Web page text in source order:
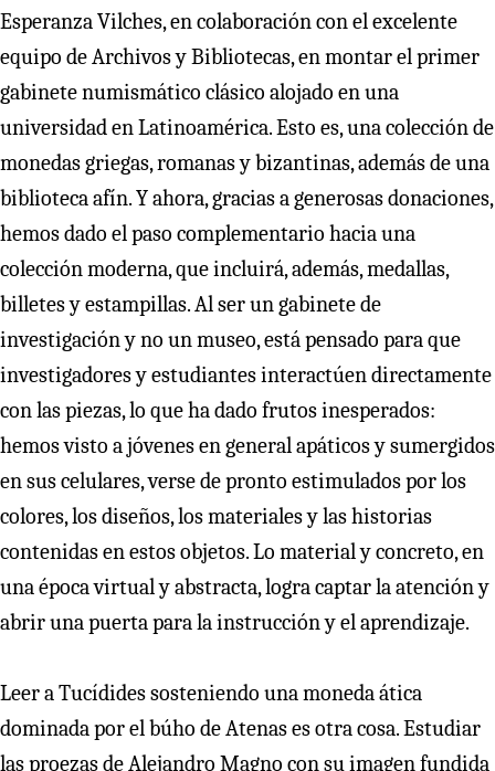
Esperanza Vilches, en colaboración con el excelente
equipo de Archivos y Bibliotecas, en montar el primer
gabinete numismático clásico alojado en una
universidad en Latinoamérica. Esto es, una colección de
monedas griegas, romanas y bizantinas, además de una
biblioteca afín. Y ahora, gracias a generosas donaciones,
hemos dado el paso complementario hacia una
colección moderna, que incluirá, además, medallas,
billetes y estampillas. Al ser un gabinete de
investigación y no un museo, está pensado para que
investigadores y estudiantes interactúen directamente
con las piezas, lo que ha dado frutos inesperados:
hemos visto a jóvenes en general apáticos y sumergidos
en sus celulares, verse de pronto estimulados por los
colores, los diseños, los materiales y las historias
contenidas en estos objetos. Lo material y concreto, en
una época virtual y abstracta, logra captar la atención y
abrir una puerta para la instrucción y el aprendizaje.
Leer a Tucídides sosteniendo una moneda ática
dominada por el búho de Atenas es otra cosa. Estudiar
las proezas de Alejandro Magno con su imagen fundida